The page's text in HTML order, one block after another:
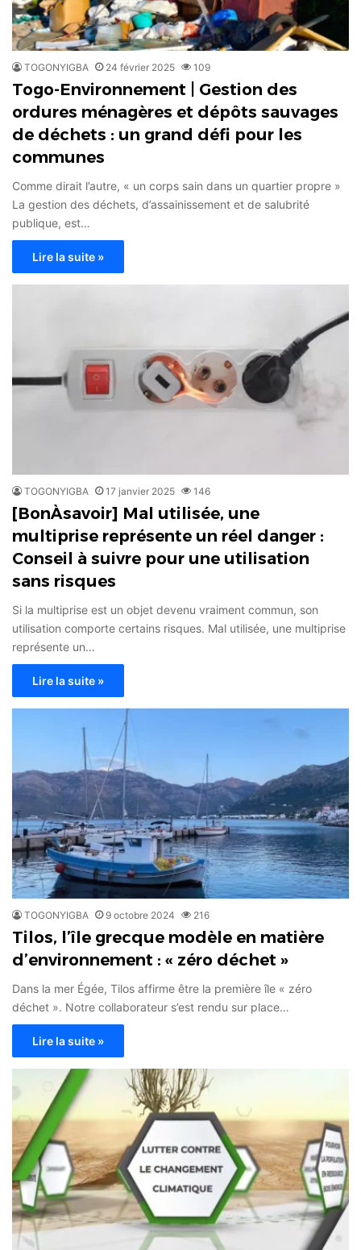
TOGONYIGBA 24 février 2025 109
Togo-Environnement | Gestion des
ordures ménagères et dépôts sauvages
de déchets : un grand défi pour les
communes
Comme dirait l’autre, « un corps sain dans un quartier propre »
La gestion des déchets, d’assainissement et de salubrité
publique, est…
Lire la suite »
TOGONYIGBA 17 janvier 2025 146
[BonÀsavoir] Mal utilisée, une
multiprise représente un réel danger :
Conseil à suivre pour une utilisation
sans risques
Si la multiprise est un objet devenu vraiment commun, son
utilisation comporte certains risques. Mal utilisée, une multiprise
représente un…
Lire la suite »
TOGONYIGBA 9 octobre 2024 216
Tilos, l’île grecque modèle en matière
d’environnement : « zéro déchet »
Dans la mer Égée, Tilos affirme être la première île « zéro
déchet ». Notre collaborateur s’est rendu sur place…
Lire la suite »